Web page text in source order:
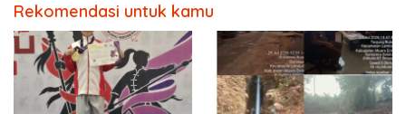
Seismik 3D PEONY
Rekomendasi untuk kamu